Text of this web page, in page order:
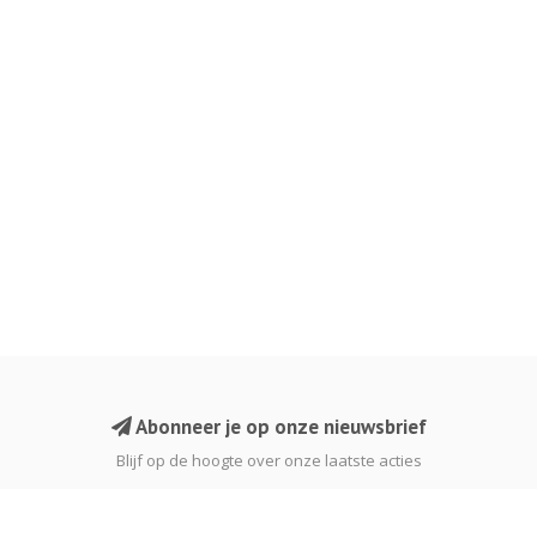
Abonneer je op onze nieuwsbrief
Blijf op de hoogte over onze laatste acties